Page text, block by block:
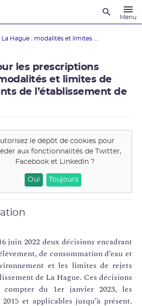
Menu
Hague : modalités et limites ...
les prescriptions
et limites de
de l’établissement de
le dépôt de cookies pour
aux fonctionnalités deTwitter,
Facebook et LinkedIn?
Oui Toujours
juin 2022 deux décisions encadrant
de consommation d’eau et
et les limites de rejets
de La Hague. Ces décisions
du 1er janvier 2023, les
et applicables jusqu’à présent.